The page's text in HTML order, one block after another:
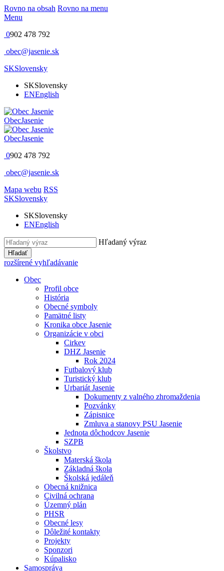
Rovno na obsah Rovno na menu
Menu
0902 478 792
obec@jasenie.sk
SKSlovensky
SKSlovensky
ENEnglish
ObecJasenie
ObecJasenie
0902 478 792
obec@jasenie.sk
Mapa webu RSS
SKSlovensky
SKSlovensky
ENEnglish
Hľadaný výraz
Hľadať
rozšírené vyhľadávanie
Obec
Profil obce
História
Obecné symboly
Pamätné listy
Kronika obce Jasenie
Organizácie v obci
Cirkev
DHZ Jasenie
Rok 2024
Futbalový klub
Turistický klub
Urbariát Jasenie
Dokumenty z valného zhromaždenia
Pozvánky
Zápisnice
Zmluva a stanovy PSU Jasenie
Jednota dôchodcov Jasenie
SZPB
Školstvo
Materská škola
Základná škola
Školská jedáleň
Obecná knižnica
Civilná ochrana
Územný plán
PHSR
Obecné lesy
Dôležité kontakty
Projekty
Sponzori
Kúpalisko
Samospráva